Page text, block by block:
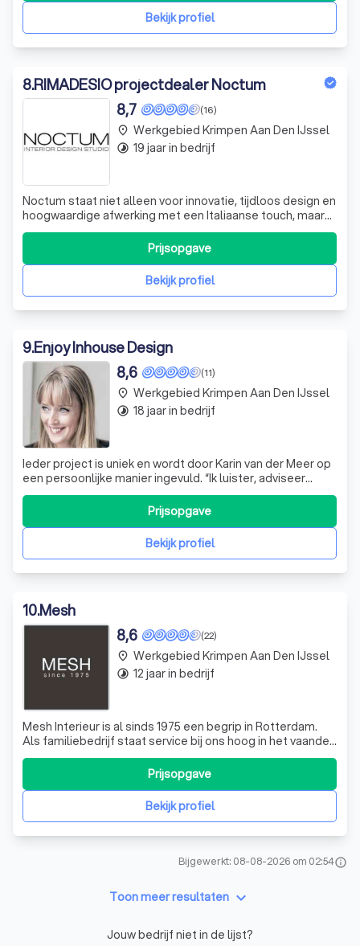
Bekijk profiel
8.RIMADESIO projectdealer Noctum
(16)
8,7
Noctum staat niet alleen voor innovatie, tijdloos design en
hoogwaardige afwerking met een Italiaanse touch, maar
ook voor creativiteit en een persoonlijke aanpak. Wij
nemen de verantwoordelijkheid voor het concept en het
ontwerp van uw woonkamer, uw badkamer, keuken en
wellness, evenals het comple
Bekijk profiel
Prijsopgave
place Werkgebied Krimpen Aan Den IJssel
timelapse 19 jaar in bedrijf
9.Enjoy Inhouse Design
(11)
8,6
Ieder project is uniek en wordt door Karin van der Meer op
een persoonlijke manier ingevuld. “Ik luister, adviseer
en ontwerp. Ik zorg dat jij je thuis voelt in je nieuwe
vind het belangrijk dat mensen happy zijn in de omgeving
Bekijk profiel
Prijsopgave
place Werkgebied Krimpen Aan Den IJssel
timelapse 18 jaar in bedrijf
10.Mesh
(22)
8,6
Mesh Interieur is al sinds 1975 een begrip in Rotterdam.
Als familiebedrijf staat service bij ons hoog in het vaandel.
Wij hebben dan ook ons transport en onze servicedienst
in eigen beheer om u, zowel tijdens als na uw bezoek in de
winkel, goed te kunnen adviseren. Binnen ons assortiment
Bekijk profiel
Prijsopgave
place Werkgebied Krimpen Aan Den IJssel
timelapse 12 jaar in bedrijf
Bijgewerkt: 08-08-2026 om 02:54info
Toon meer resultaten keyboard_arrow_down
Jouw bedrijf niet in de lijst?